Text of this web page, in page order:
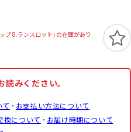
プ 8.ランスロット」の在庫があり
みください。
て
お支払い方法について
換について
お届け時期について